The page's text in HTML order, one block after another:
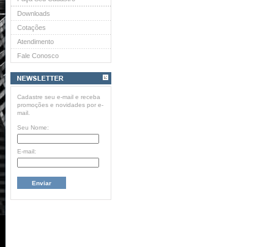
Downloads
Cotações
Atendimento
Fale Conosco
Cadastre seu e-mail e receba
promoções e novidades por e-
mail.
Seu Nome:
E-mail: